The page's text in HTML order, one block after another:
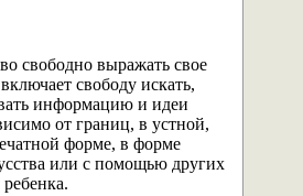
свободно выражать свое
свободу искать,
информацию и идеи
от границ, в устной,
форме, в форме
или с помощью других